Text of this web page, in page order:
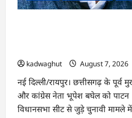
kadwaghut
August 7, 2026
नई दिल्ली/रायपुर। छत्तीसगढ़ के पूर्व
और कांग्रेस नेता भूपेश बघेल को पाटन
विधानसभा सीट से जुड़े चुनावी मामले